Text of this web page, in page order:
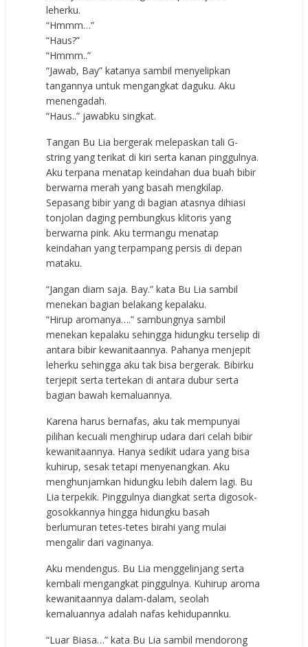
leherku.
“Hmmm…”
“Haus?”
“Hmmm..”
“Jawab, Bay” katanya sambil menyelipkan
tangannya untuk mengangkat daguku. Aku
menengadah.
“Haus..” jawabku singkat.
Tangan Bu Lia bergerak melepaskan tali G-
string yang terikat di kiri serta kanan pinggulnya.
Aku terpana menatap keindahan dua buah bibir
berwarna merah yang basah mengkilap.
Sepasang bibir yang di bagian atasnya dihiasi
tonjolan daging pembungkus klitoris yang
berwarna pink. Aku termangu menatap
keindahan yang terpampang persis di depan
mataku.
“Jangan diam saja. Bay.” kata Bu Lia sambil
menekan bagian belakang kepalaku.
“Hirup aromanya….” sambungnya sambil
menekan kepalaku sehingga hidungku terselip di
antara bibir kewanitaannya. Pahanya menjepit
leherku sehingga aku tak bisa bergerak. Bibirku
terjepit serta tertekan di antara dubur serta
bagian bawah kemaluannya.
Karena harus bernafas, aku tak mempunyai
pilihan kecuali menghirup udara dari celah bibir
kewanitaannya. Hanya sedikit udara yang bisa
kuhirup, sesak tetapi menyenangkan. Aku
menghunjamkan hidungku lebih dalem lagi. Bu
Lia terpekik. Pinggulnya diangkat serta digosok-
gosokkannya hingga hidungku basah
berlumuran tetes-tetes birahi yang mulai
mengalir dari vaginanya.
Aku mendengus. Bu Lia menggelinjang serta
kembali mengangkat pinggulnya. Kuhirup aroma
kewanitaannya dalam-dalam, seolah
kemaluannya adalah nafas kehidupannku.
“Luar Biasa…” kata Bu Lia sambil mendorong